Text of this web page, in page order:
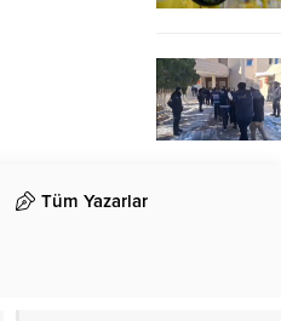
Tüm Yazarlar